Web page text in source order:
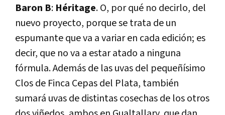
Baron B: Héritage. O, por qué no decirlo, del
nuevo proyecto, porque se trata de un
espumante que va a variar en cada edición; es
decir, que no va a estar atado a ninguna
fórmula. Además de las uvas del pequeñísimo
Clos de Finca Cepas del Plata, también
sumará uvas de distintas cosechas de los otros